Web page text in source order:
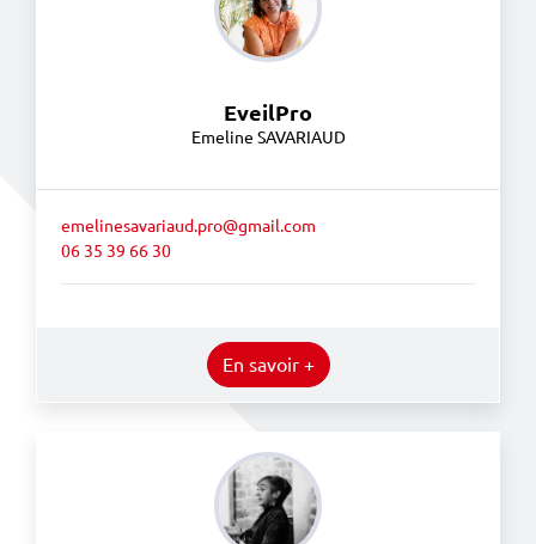
EveilPro
Emeline SAVARIAUD
emelinesavariaud.pro@gmail.com
06 35 39 66 30
En savoir +